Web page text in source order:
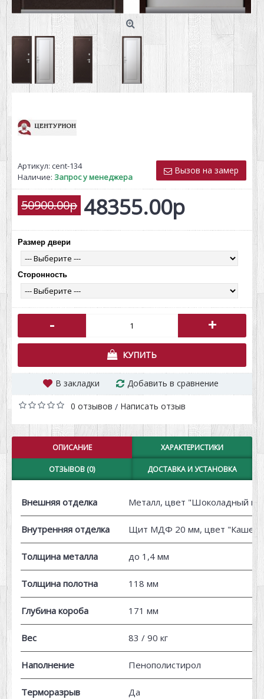
Вызов на замер
Артикул: cent-134
Наличие: Запрос у менеджера
50900.00р 48355.00р
Размер двери
Сторонность
- +
КУПИТЬ
В закладки Добавить в сравнение
0 отзывов / Написать отзыв
ОПИСАНИЕ ХАРАКТЕРИСТИКИ
ОТЗЫВОВ (0) ДОСТАВКА И УСТАНОВКА
Внешняя отделка Металл, цвет "Шоколадный
Внутренняя отделка Щит МДФ 20 мм, цвет
Толщина металла до 1,4 мм
Толщина полотна 118 мм
Глубина короба 171 мм
Вес 83 / 90 кг
Наполнение Пенополистирол
Терморазрыв Да